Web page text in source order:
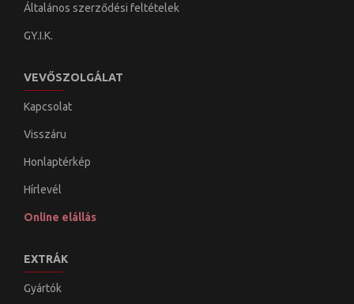
Általános szerződési feltételek
GY.I.K.
VEVŐSZOLGÁLAT
Kapcsolat
Visszáru
Honlaptérkép
Hírlevél
Online elállás
EXTRÁK
Gyártók